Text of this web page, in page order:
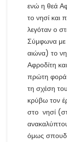
ενώ η θεά
το νησί και
λεγόταν ο
Σύμφωνα με
αιώνα) το
Αφροδίτη
πρώτη φορά
τη σχέση
κρύβω τον
στο νησί
όμως